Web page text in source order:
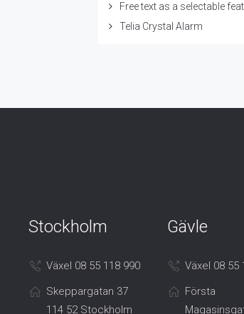
Free text as a selectable
Telia Crystal Alarm
Stockholm
Växel 08 55 118 990
Skeppargatan 37
114 52 Stockholm
Gävle
Växel 08 55
Första